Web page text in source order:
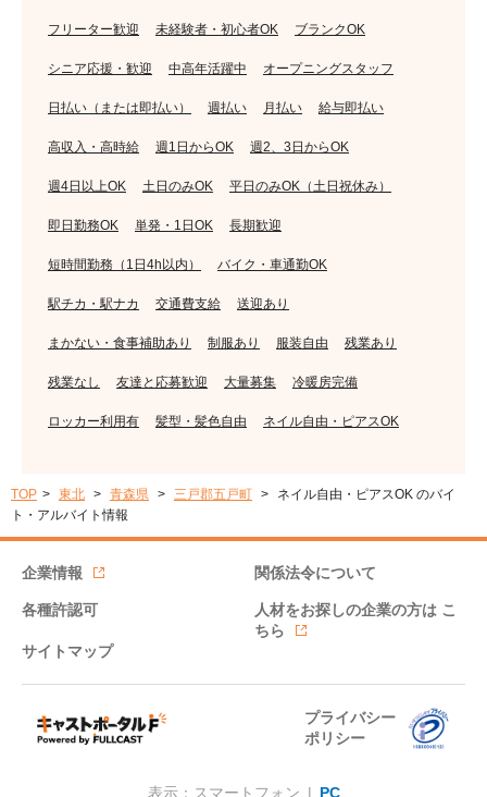
フリーター歓迎 未経験者・初心者OK ブランクOK
シニア応援・歓迎 中高年活躍中 オープニングスタッフ
日払い（または即払い） 週払い 月払い 給与即払い
高収入・高時給 週1日からOK 週2、3日からOK
週4日以上OK 土日のみOK 平日のみOK（土日祝休み）
即日勤務OK 単発・1日OK 長期歓迎
短時間勤務（1日4h以内） バイク・車通勤OK
駅チカ・駅ナカ 交通費支給 送迎あり
まかない・食事補助あり 制服あり 服装自由 残業あり
残業なし 友達と応募歓迎 大量募集 冷暖房完備
ロッカー利用有 髪型・髪色自由 ネイル自由・ピアスOK
TOP 東北 青森県 三戸郡五戸町
ネイル自由・ピアスOK のバイ
ト・アルバイト情報
企業情報 関係法令について
各種許認可 人材をお探しの企業の方は こ
ちら
サイトマップ
プライバシー
ポリシー
表示：スマートフォン | PC